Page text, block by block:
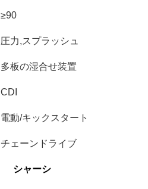
≥90
圧力,スプラッシュ
多板の湿合せ装置
CDI
電動/キックスタート
チェーンドライブ
シャーシ